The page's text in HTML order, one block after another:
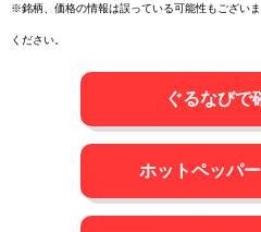
※銘柄、価格の情報は誤っている可能性もござい
ください。
ぐるなびで
ホットペッパ